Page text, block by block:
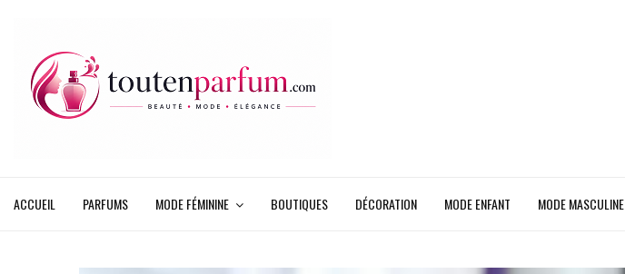
ACCUEIL PARFUMS MODE FÉMININE BOUTIQUES DÉCORATION MODE ENFANT MODE MASCULINE